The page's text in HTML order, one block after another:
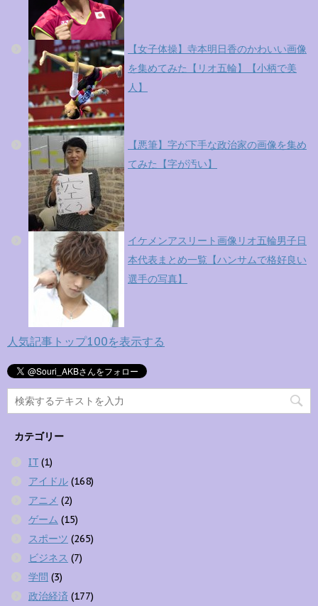
【女子体操】寺本明日香のかわいい画像
を集めてみた【リオ五輪】【小柄で美
人】
【悪筆】字が下手な政治家の画像を集め
てみた【字が汚い】
イケメンアスリート画像リオ五輪男子日
本代表まとめ一覧【ハンサムで格好良い
選手の写真】
人気記事トップ100を表示する
カテゴリー
IT (1)
アイドル (168)
アニメ (2)
ゲーム (15)
スポーツ (265)
ビジネス (7)
学問 (3)
政治経済 (177)